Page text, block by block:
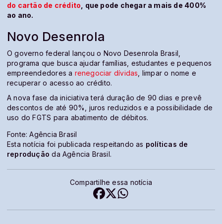
do cartão de crédito , que pode chegar a mais de 400%
ao ano.
Novo Desenrola
O governo federal lançou o Novo Desenrola Brasil,
programa que busca ajudar famílias, estudantes e pequenos
empreendedores a renegociar dívidas , limpar o nome e
recuperar o acesso ao crédito.
A nova fase da iniciativa terá duração de 90 dias e prevê
descontos de até 90%, juros reduzidos e a possibilidade de
uso do FGTS para abatimento de débitos.
Fonte: Agência Brasil
Esta notícia foi publicada respeitando as políticas de
reprodução da Agência Brasil.
Compartilhe essa notícia